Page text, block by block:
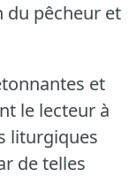
du pêcheur et
et
le lecteur à
liturgiques
de telles